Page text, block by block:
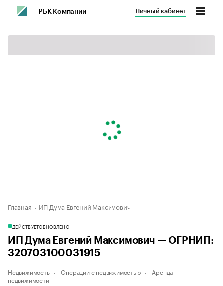
РБК Компании Личный кабинет
Главная ИП Дума Евгений Максимович
ДЕЙСТВУЕТОБНОВЛЕНО
ИП Дума Евгений Максимович — ОГРНИП:
320703100031915
Недвижимость Операции с недвижимостью
Аренда
недвижимости